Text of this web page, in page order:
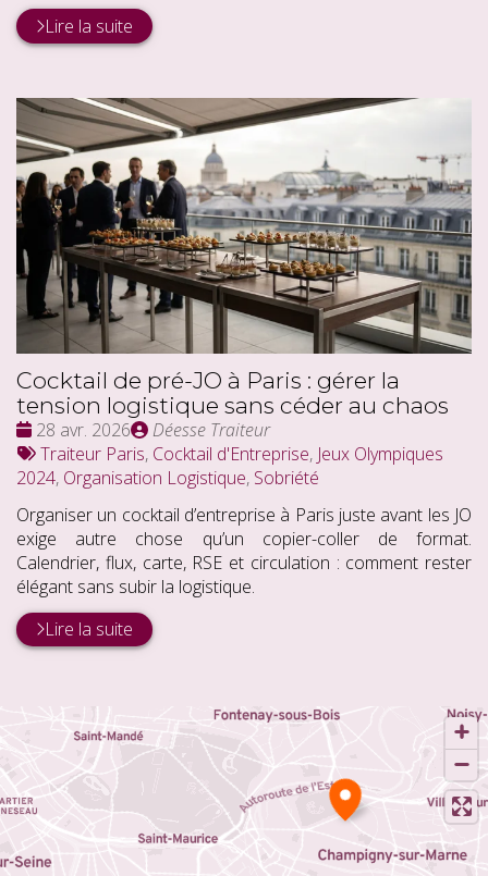
Lire la suite
Cocktail de pré-JO à Paris : gérer la
tension logistique sans céder au chaos
Date
:
28 avr. 2026
Publié
par
Déesse Traiteur
Tags
:
Traiteur Paris, Cocktail d'Entreprise, Jeux Olympiques
2024, Organisation Logistique, Sobriété
Organiser un cocktail d’entreprise à Paris juste avant les JO
exige autre chose qu’un copier-coller de format.
Calendrier, flux, carte, RSE et circulation : comment rester
élégant sans subir la logistique.
Lire la suite